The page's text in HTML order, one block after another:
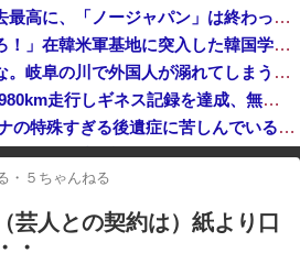
韓国人の対日好感度が過去最高に、「ノージャパン」は終わった？＝ネット「中国より100倍いい」
【悲報】「米軍を粉砕しろ！」在韓米軍基地に突入した韓国学生、即逮捕
【動画】よく助けられたな。岐阜の川で外国人が溺れてしまう事故。
日産e-power、無給油で1980km走行しギネス記録を達成、無駄な発電や送電ロスなくEVよりエコを証明
【悲報】 ケンコバがコロナの特殊すぎる後遺症に苦しんでいる模様…お前らの周りにもこんな奴いる？
【鹿児島】 突然右折し路面電車と衝突 乗っていた男女3人は車を放置しダッシュで逃走中
くなったり、サイト全体のレイアウトが崩れ
・５ちゃんねる
芸人との契約は）紙より口
・